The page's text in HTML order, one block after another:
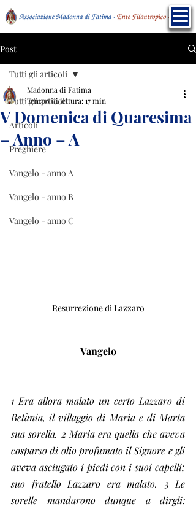
Post
Tutti gli articoli
Articoli
Preghiere
Vangelo - anno A
Vangelo - anno B
Vangelo - anno C
Tutti gli articoli
V Domenica di Quaresima
– Anno – A
Madonna di Fatima
Tempo di lettura: 17 min
Resurrezione di Lazzaro
Vangelo
1 Era allora malato un certo Lazzaro di
Betània, il villaggio di Maria e di Marta
sua sorella. 2 Maria era quella che aveva
cosparso di olio profumato il Signore e gli
aveva asciugato i piedi con i suoi capelli;
suo fratello Lazzaro era malato. 3 Le
sorelle mandarono dunque a dirgli: